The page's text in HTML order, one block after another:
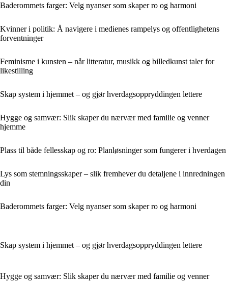
Baderommets farger: Velg nyanser som skaper ro og harmoni
Kvinner i politik: Å navigere i medienes rampelys og offentlighetens
forventninger
Feminisme i kunsten – når litteratur, musikk og billedkunst taler for
likestilling
Skap system i hjemmet – og gjør hverdagsoppryddingen lettere
Hygge og samvær: Slik skaper du nærvær med familie og venner
hjemme
Plass til både fellesskap og ro: Planløsninger som fungerer i hverdagen
Lys som stemningsskaper – slik fremhever du detaljene i innredningen
din
Baderommets farger: Velg nyanser som skaper ro og harmoni
Skap system i hjemmet – og gjør hverdagsoppryddingen lettere
Hygge og samvær: Slik skaper du nærvær med familie og venner